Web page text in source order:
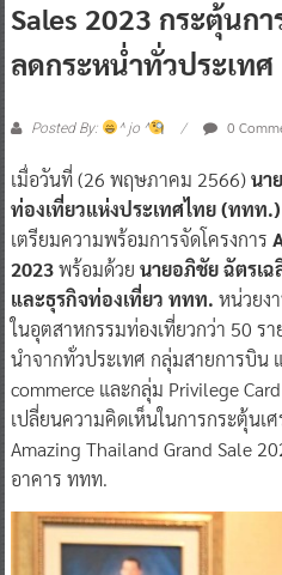
พร้อมโครงการ
Sales 2023 กระตุ้นกา
ลดกระหน่ำทั่วประเทศ
Posted By: ^ jo ^ 0
เมื่อวันที่ (26 พฤษภาคม 2566)นา
ท่องเที่ยวแห่งประเทศไทย (ททท.)
เตรียมความพร้อมการจัดโครงการ
2023พร้อมด้วยนายอภิชัย ฉัตรเ
และธุรกิจท่องเที่ยว ททท.หน่วยง
ในอุตสาหกรรมท่องเที่ยวกว่า 50 ร
นำจากทั่วประเทศ กลุ่มสายการบิน
commerce และกลุ่ม Privilege
เปลี่ยนความคิดเห็นในการกระตุ้นเศ
อาคาร ททท.